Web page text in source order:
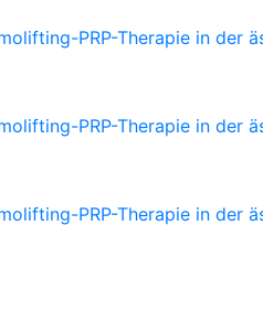
PRP-Therapie in der
PRP-Therapie in der
PRP-Therapie in der